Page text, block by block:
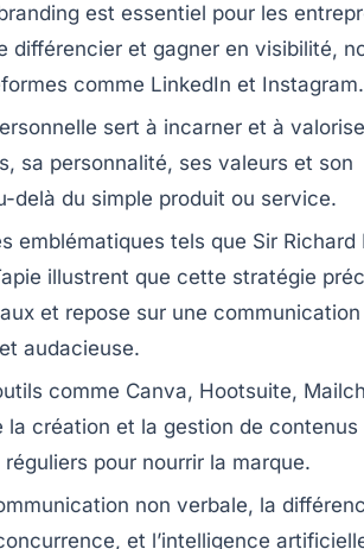
est essentiel pour les
différencier et gagner en visibilité,
comme LinkedIn et Instagram.
sert à incarner et à
sa personnalité, ses valeurs et son
delà du simple produit ou service.
emblématiques tels que Sir Richard
illustrent que cette stratégie
et repose sur une communication
audacieuse.
comme Canva, Hootsuite,
la création et la gestion de contenus
pour nourrir la marque.
non verbale, la
et l’intelligence